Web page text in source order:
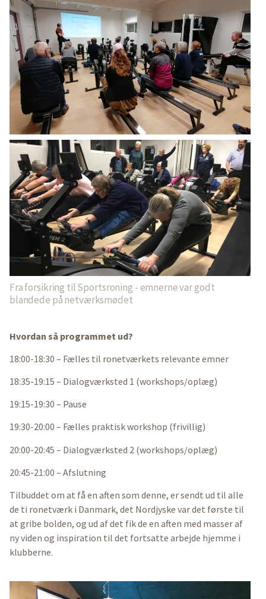
Fra forsikring til Sportsroning - emnerne var godt
blandede på netværksmødet
Hvordan så programmet ud?
18:00-18:30 – Fælles til ronetværkets relevante emner
18:35-19:15 – Dialogværksted 1 (workshops/oplæg)
19:15-19:30 – Pause
19:30-20:00 – Fælles praktisk workshop (frivillig)
20:00-20:45 – Dialogværksted 2 (workshops/oplæg)
20:45-21:00 – Afslutning
Tilbuddet om at få en aften som denne, er sendt ud til alle
de ti ronetværk i Danmark, det Nordjyske var det første til
at gribe bolden, og ud af det fik de en aften med masser af
ny viden og inspiration til det fortsatte arbejde hjemme i
klubberne.